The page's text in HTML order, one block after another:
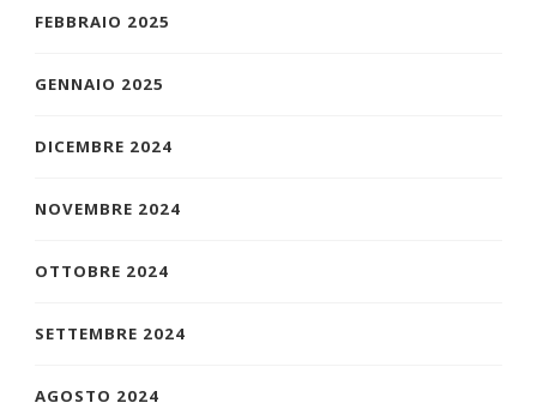
FEBBRAIO 2025
GENNAIO 2025
DICEMBRE 2024
NOVEMBRE 2024
OTTOBRE 2024
SETTEMBRE 2024
AGOSTO 2024